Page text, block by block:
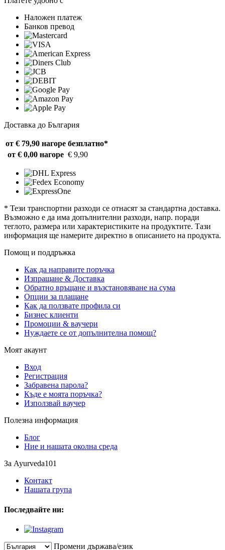
Наложен платеж
Банков превод
Доставка до България
от € 79,90 нагоре безплатно*
от € 0,00 нагоре € 9,90
* Тези транспортни разходи се отнасят за стандартна доставка.
Възможно е да има допълнителни разходи, напр. поради
теглото, размера или характеристиките на продуктите. Тази
информация ще намерите директно в описанието на продукта.
Помощ и поддръжка
Как да направите поръчка
Изпращане & Доставка
Обратно връщане и възстановяване на сума
Опции за плащане
Как да ползвате профила си
Бизнес клиенти
Промоции & ваучери
Нуждаете се от допълнителна помощ?
Моят акаунт
Вход
Регистрация
Забравена парола?
Къде е моята поръчка?
Използвай ваучер
Полезна информация
Блог
Ние и нашата околна среда
За Ayurveda101
Контакт
Нашата група
Последвайте ни:
Промени държава/език